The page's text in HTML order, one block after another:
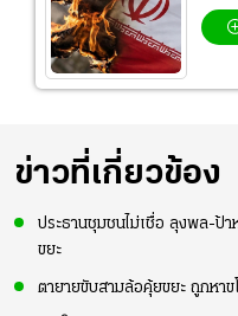
ข่าวที่เกี่ยวข้อง
ประธานชุมชนไม่เชื่อ ลุงพล-ป้า
ขยะ
ตายายขับสามล้อคุ้ยขยะ ถูกหา